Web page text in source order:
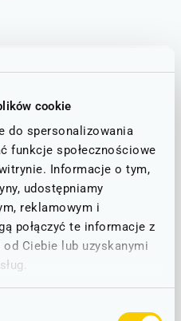
cookie
do spersonalizowania
funkcje społecznościowe
Informacje o tym,
udostępniamy
reklamowym i
połączyć te informacje z
Ciebie lub uzyskanymi
Strzelin-
kilkanaście pociągów.
w jakie dni i o której dany
miesięcznego sieciowego